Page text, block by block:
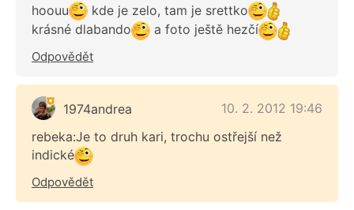
hoouu
kde je zelo, tam je srettko
krásné dlabando
a foto ještě hezčí
Odpovědět
1974andrea
10. 2. 2012 19:46
rebeka:Je to druh kari, trochu ostřejší než
indické
Odpovědět